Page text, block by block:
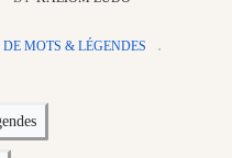
MOTS & LÉGENDES